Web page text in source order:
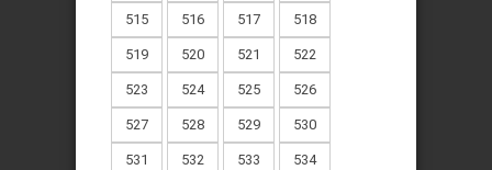
515 516 517 518
519 520 521 522
523 524 525 526
527 528 529 530
531 532 533 534